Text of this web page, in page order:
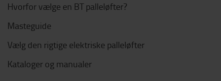
Hvorfor vælge en BT palleløfter?
Masteguide
Vælg den rigtige elektriske palleløfter
Kataloger og manualer